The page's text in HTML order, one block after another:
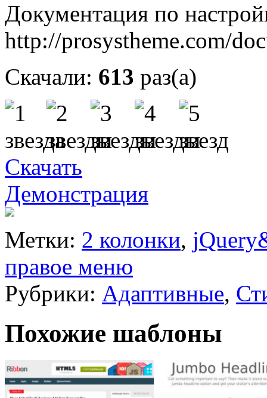
Документация по
http://prosystheme.com/
Скачали: 613 раз(а)
Скачать
Демонстрация
Метки: 2 колонки,
правое меню
Рубрики: Адаптивные,
Похожие шаблоны